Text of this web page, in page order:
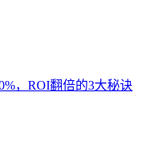
，ROI翻倍的3大秘诀